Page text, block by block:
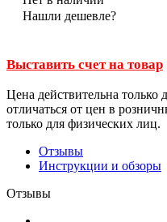
Нашли дешевле?
Выставить счет на товар
Цена действительна только
отличаться от цен в
только для физических лиц.
Отзывы
Инструкции и обзоры
Отзывы